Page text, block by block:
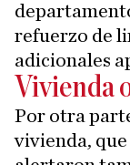
refuerzo de
adicionales
Vivienda
Por otra
vivienda,